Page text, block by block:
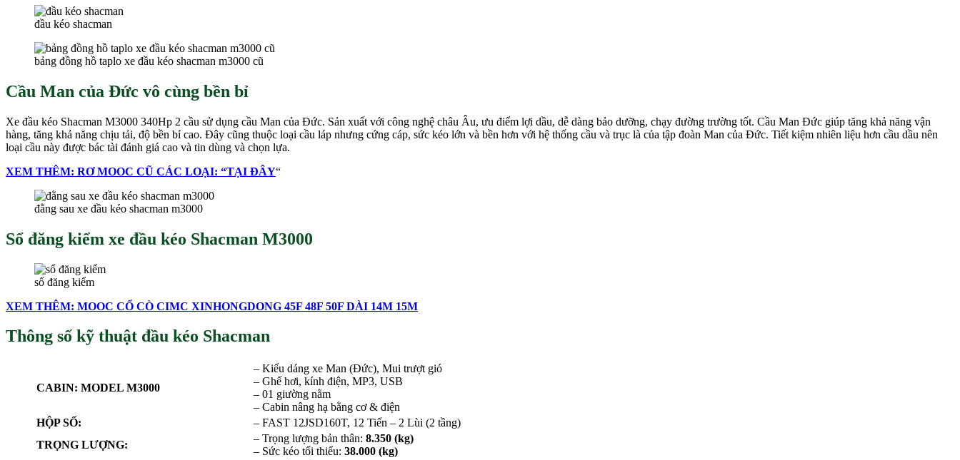
đầu kéo shacman
bảng đồng hồ taplo xe đầu kéo shacman m3000 cũ
Cầu Man của Đức vô cùng bền bỉ
Xe đầu kéo Shacman M3000 340Hp 2 cầu sử dụng cầu Man của Đức. Sản xuất với công nghệ châu Âu, ưu điểm lợi dầu, dễ dàng bảo dưỡng, chạy đường trường tốt. Cầu Man Đức giúp tăng khả năng vận
hàng, tăng khả năng chịu tải, độ bền bỉ cao. Đây cũng thuộc loại cầu láp nhưng cứng cáp, sức kéo lớn và bền hơn với hệ thống cầu và trục là của tập đoàn Man của Đức. Tiết kiệm nhiên liệu hơn cầu dầu nên
loại cầu này được bác tài đánh giá cao và tin dùng và chọn lựa.
XEM THÊM: RƠ MOOC CŨ CÁC LOẠI: “TẠI ĐÂY“
đằng sau xe đầu kéo shacman m3000
Sổ đăng kiểm xe đầu kéo Shacman M3000
sổ đăng kiểm
XEM THÊM: MOOC CỔ CÒ CIMC XINHONGDONG 45F 48F 50F DÀI 14M 15M
Thông số kỹ thuật đầu kéo Shacman
CABIN: MODEL M3000
– Kiểu dáng xe Man (Đức), Mui trượt gió
– Ghế hơi, kính điện, MP3, USB
– 01 giường nằm
– Cabin nâng hạ bằng cơ & điện
HỘP SỐ:
– FAST 12JSD160T, 12 Tiến – 2 Lùi (2 tầng)
TRỌNG LƯỢNG:
– Trọng lượng bản thân: 8.350 (kg)
– Sức kéo tối thiểu: 38.000 (kg)